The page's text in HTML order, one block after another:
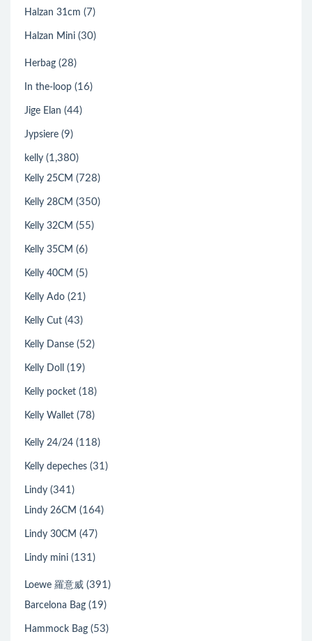
Halzan 31cm (7)
Halzan Mini (30)
Herbag (28)
In the-loop (16)
Jige Elan (44)
Jypsiere (9)
kelly (1,380)
Kelly 25CM (728)
Kelly 28CM (350)
Kelly 32CM (55)
Kelly 35CM (6)
Kelly 40CM (5)
Kelly Ado (21)
Kelly Cut (43)
Kelly Danse (52)
Kelly Doll (19)
Kelly pocket (18)
Kelly Wallet (78)
Kelly 24/24 (118)
Kelly depeches (31)
Lindy (341)
Lindy 26CM (164)
Lindy 30CM (47)
Lindy mini (131)
Loewe 羅意威 (391)
Barcelona Bag (19)
Hammock Bag (53)